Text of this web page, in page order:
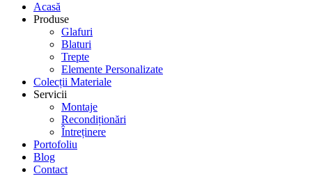
Acasă
Produse
Glafuri
Blaturi
Trepte
Elemente Personalizate
Colecții Materiale
Servicii
Montaje
Recondiționări
Întreținere
Portofoliu
Blog
Contact